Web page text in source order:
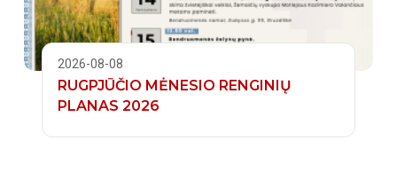
2026-08-08
RUGPJŪČIO MĖNESIO RENGINIŲ
PLANAS 2026